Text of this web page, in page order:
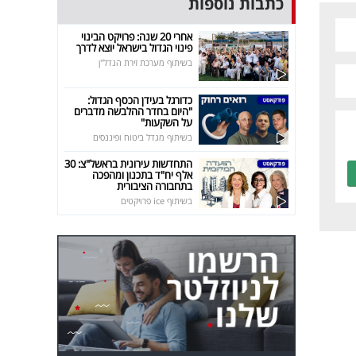
אחרי 20 שנה: פרויקט הבינוי
פינוי הגדול בישראל יוצא לדרך
בשיתוף מערכת זירת הנדל"ן
כדורגל בעידן הכסף הגדול:
"היום בחדר ההלבשה מדברים
על השקעות"
בשיתוף מגדל ביטוח ופיננסים
התחדשות עירונית בראשל"צ: 30
אלף יח"ד בתכנון ומהפכה
בתחבורה הציבורית
בשיתוף ice פרויקטים